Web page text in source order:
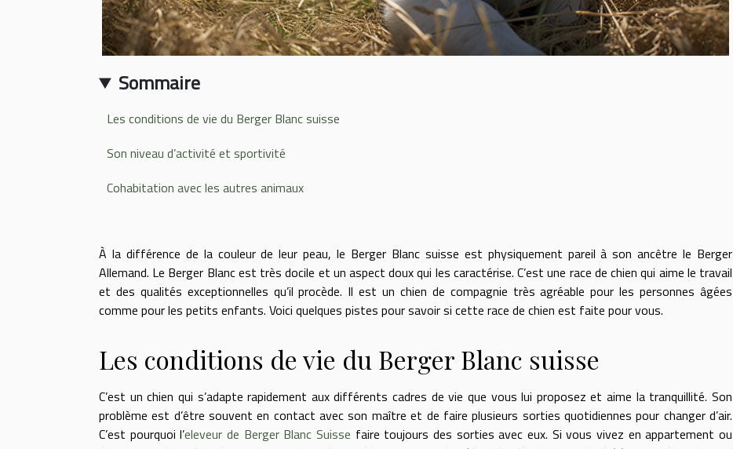
Sommaire
Les conditions de vie du Berger Blanc suisse
Son niveau d’activité et sportivité
Cohabitation avec les autres animaux
À la différence de la couleur de leur peau, le Berger Blanc suisse est physiquement pareil à son ancêtre le Berger
Allemand. Le Berger Blanc est très docile et un aspect doux qui les caractérise. C’est une race de chien qui aime le travail
et des qualités exceptionnelles qu’il procède. Il est un chien de compagnie très agréable pour les personnes âgées
comme pour les petits enfants. Voici quelques pistes pour savoir si cette race de chien est faite pour vous.
Les conditions de vie du Berger Blanc suisse
C’est un chien qui s’adapte rapidement aux différents cadres de vie que vous lui proposez et aime la tranquillité. Son
problème est d’être souvent en contact avec son maître et de faire plusieurs sorties quotidiennes pour changer d’air.
C’est pourquoi l’eleveur de Berger Blanc Suisse faire toujours des sorties avec eux. Si vous vivez en appartement ou